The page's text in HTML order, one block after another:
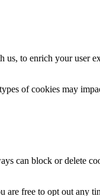
to enrich your user
of cookies may
can block or delete
free to opt out any